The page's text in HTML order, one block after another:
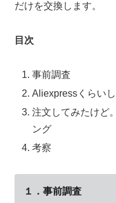
だけを交換します。
目次
事前調査
Aliexpressくらい
注文してみたけど
ング
考察
１．事前調査